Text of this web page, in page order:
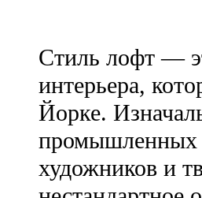
Стиль лофт —
интерьера,
Йорке.
промышленных
художников и